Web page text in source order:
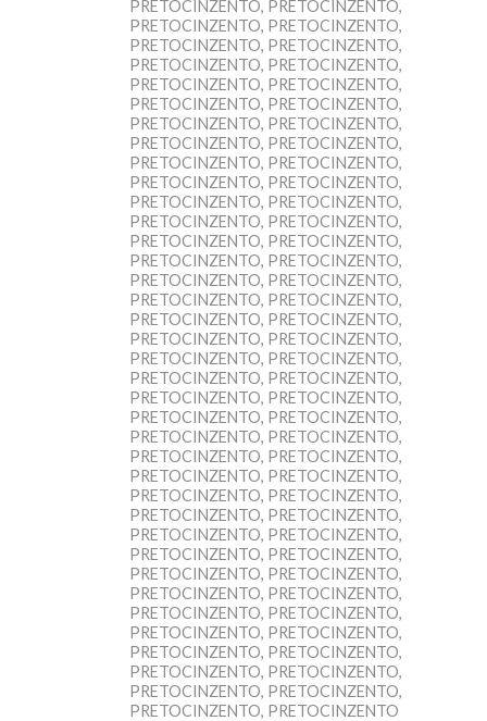
PRETOCINZENTO, PRETOCINZENTO,
PRETOCINZENTO, PRETOCINZENTO,
PRETOCINZENTO, PRETOCINZENTO,
PRETOCINZENTO, PRETOCINZENTO,
PRETOCINZENTO, PRETOCINZENTO,
PRETOCINZENTO, PRETOCINZENTO,
PRETOCINZENTO, PRETOCINZENTO,
PRETOCINZENTO, PRETOCINZENTO,
PRETOCINZENTO, PRETOCINZENTO,
PRETOCINZENTO, PRETOCINZENTO,
PRETOCINZENTO, PRETOCINZENTO,
PRETOCINZENTO, PRETOCINZENTO,
PRETOCINZENTO, PRETOCINZENTO,
PRETOCINZENTO, PRETOCINZENTO,
PRETOCINZENTO, PRETOCINZENTO,
PRETOCINZENTO, PRETOCINZENTO,
PRETOCINZENTO, PRETOCINZENTO,
PRETOCINZENTO, PRETOCINZENTO,
PRETOCINZENTO, PRETOCINZENTO,
PRETOCINZENTO, PRETOCINZENTO,
PRETOCINZENTO, PRETOCINZENTO,
PRETOCINZENTO, PRETOCINZENTO,
PRETOCINZENTO, PRETOCINZENTO,
PRETOCINZENTO, PRETOCINZENTO,
PRETOCINZENTO, PRETOCINZENTO,
PRETOCINZENTO, PRETOCINZENTO,
PRETOCINZENTO, PRETOCINZENTO,
PRETOCINZENTO, PRETOCINZENTO,
PRETOCINZENTO, PRETOCINZENTO,
PRETOCINZENTO, PRETOCINZENTO,
PRETOCINZENTO, PRETOCINZENTO,
PRETOCINZENTO, PRETOCINZENTO,
PRETOCINZENTO, PRETOCINZENTO,
PRETOCINZENTO, PRETOCINZENTO,
PRETOCINZENTO, PRETOCINZENTO,
PRETOCINZENTO, PRETOCINZENTO,
PRETOCINZENTO, PRETOCINZENTO